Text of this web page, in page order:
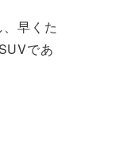
早くた
であ